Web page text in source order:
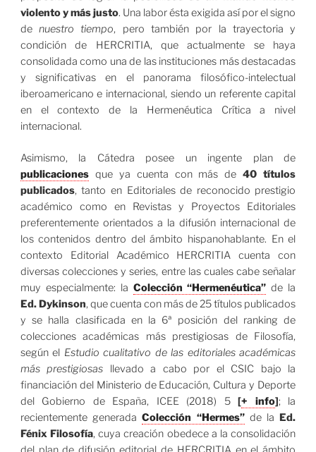
violento y más justo. Una labor ésta exigida así por el signo
denuestro tiempo, pero también por la trayectoria y
condición de HERCRITIA, que actualmente se haya
consolidada como una de las instituciones más destacadas
y significativas en el panorama filosófico-intelectual
iberoamericano e internacional, siendo un referente capital
en el contexto de la Hermenéutica Crítica a nivel
internacional.
Asimismo, la Cátedra posee un ingente plan de
publicacionesque ya cuenta con más de40 títulos
publicados, tanto en Editoriales de reconocido prestigio
académico como en Revistas y Proyectos Editoriales
preferentemente orientados a la difusión internacional de
los contenidos dentro del ámbito hispanohablante. En el
contexto Editorial Académico HERCRITIA cuenta con
diversas colecciones y series, entre las cuales cabe señalar
muy especialmente: la Colección “Hermenéutica” de la
Ed. Dykinson, que cuenta con más de 25 títulos publicados
y se halla clasificada en la 6ª posición del ranking de
colecciones académicas más prestigiosas de Filosofía,
según el Estudio cualitativo de las editoriales académicas
más prestigiosas llevado a cabo por el CSIC bajo la
financiación del Ministerio de Educación, Cultura y Deporte
del Gobierno de España, ICEE (2018) 5[+ info]; la
recientemente generadaColección “Hermes”de laEd.
Fénix Filosofía, cuya creación obedece a la consolidación